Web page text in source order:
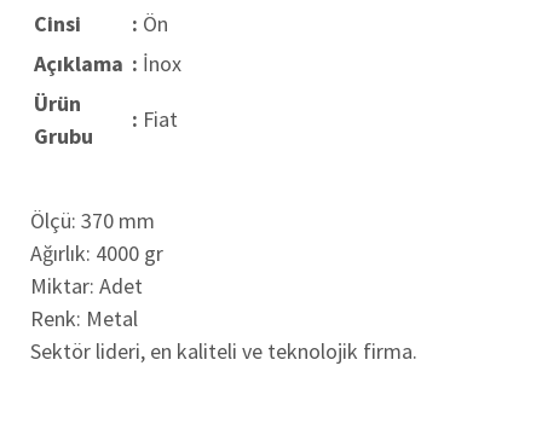
Cinsi
: Ön
Açıklama : İnox
Ürün
Grubu
: Fiat
Ölçü: 370 mm
Ağırlık: 4000 gr
Miktar: Adet
Renk: Metal
Sektör lideri, en kaliteli ve teknolojik firma.